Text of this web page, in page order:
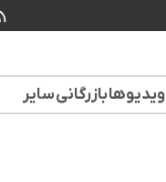
ویدیوهابازرگانیسایر